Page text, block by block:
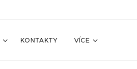
KONTAKTY VÍCE